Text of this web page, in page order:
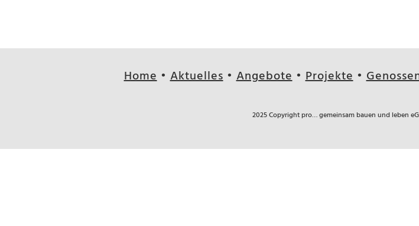
Home•Aktuelles•Angebote •Projekte •
2025 Copyright pro… gemeinsam bauen und leben